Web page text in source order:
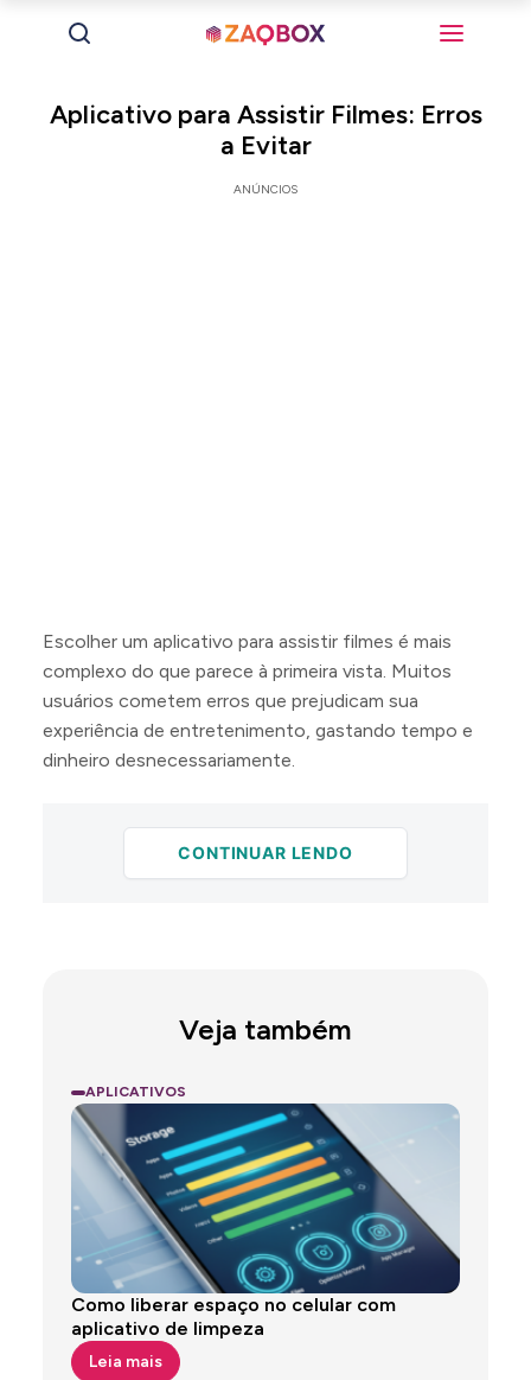
Aplicativo para Assistir Filmes: Erros
a Evitar
ANÚNCIOS
Escolher um aplicativo para assistir filmes é mais
complexo do que parece à primeira vista. Muitos
usuários cometem erros que prejudicam sua
experiência de entretenimento, gastando tempo e
dinheiro desnecessariamente.
CONTINUAR LENDO
ANÚNCIOS
Veja também
APLICATIVOS
Como liberar espaço no celular com
aplicativo de limpeza
Leia mais